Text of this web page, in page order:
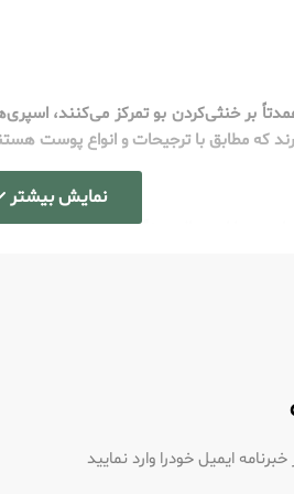
بر خنثی‌کردن بو تمرکز می‌کنند،
که مطابق با ترجیحات و انواع پوست
با این حال، هنگامی که با باکتری ها
باکتری ها هستند.
باشند.
نمایش بیشتر
ایمیل خودرا وارد نمایید